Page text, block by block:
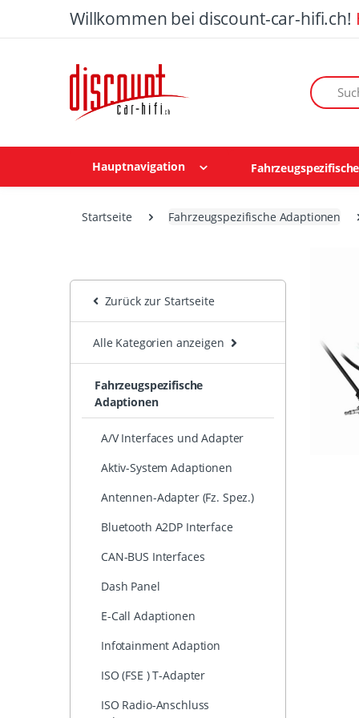
Willkommen bei discount-car-hifi.ch!
Suchen
Hauptnavigation
Startseite Fahrzeugspezifische Adaptionen
Zurück zur Startseite
Alle Kategorien anzeigen
Fahrzeugspezifische
Adaptionen
A/V Interfaces und Adapter
Aktiv-System Adaptionen
Antennen-Adapter (Fz. Spez.)
Bluetooth A2DP Interface
CAN-BUS Interfaces
Dash Panel
E-Call Adaptionen
Infotainment Adaption
ISO (FSE ) T-Adapter
ISO Radio-Anschluss